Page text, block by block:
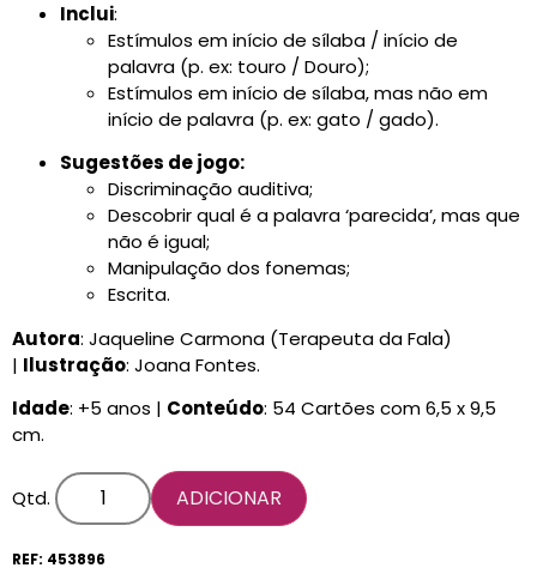
Inclui:
Estímulos em início de sílaba / início de
palavra (p. ex: touro / Douro);
Estímulos em início de sílaba, mas não em
início de palavra (p. ex: gato / gado).
Sugestões de jogo:
Discriminação auditiva;
Descobrir qual é a palavra ‘parecida’, mas que
não é igual;
Manipulação dos fonemas;
Escrita.
Autora: Jaqueline Carmona (Terapeuta da Fala)
| Ilustração: Joana Fontes.
Idade: +5 anos | Conteúdo: 54 Cartões com 6,5 x 9,5
cm.
Qtd. ADICIONAR
REF: 453896